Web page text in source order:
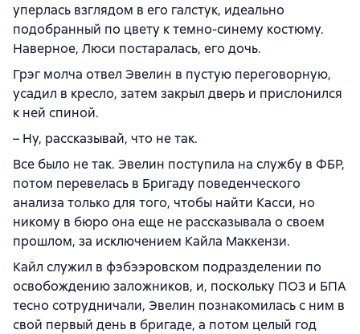
уперлась взглядом в его галстук, идеально
подобранный по цвету к темно-синему костюму.
Наверное, Люси постаралась, его дочь.
Грэг молча отвел Эвелин в пустую переговорную,
усадил в кресло, затем закрыл дверь и прислонился
к ней спиной.
– Ну, рассказывай, что не так.
Все было не так. Эвелин поступила на службу в ФБР,
потом перевелась в Бригаду поведенческого
анализа только для того, чтобы найти Касси, но
никому в бюро она еще не рассказывала о своем
прошлом, за исключением Кайла Маккензи.
Кайл служил в фэбээровском подразделении по
освобождению заложников, и, поскольку ПОЗ и БПА
тесно сотрудничали, Эвелин познакомилась с ним в
свой первый день в бригаде, а потом целый год